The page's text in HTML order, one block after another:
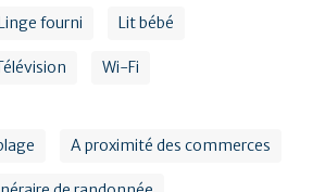
fourni Lit bébé
Wi-Fi
A proximité des commerces